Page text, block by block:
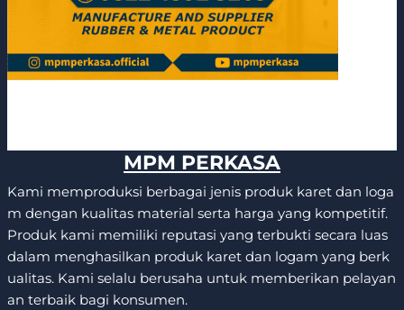
MPM PERKASA
Kami memproduksi berbagai jenis produk karet dan loga
m dengan kualitas material serta harga yang kompetitif.
Produk kami memiliki reputasi yang terbukti secara luas
dalam menghasilkan produk karet dan logam yang berk
ualitas. Kami selalu berusaha untuk memberikan pelayan
an terbaik bagi konsumen.